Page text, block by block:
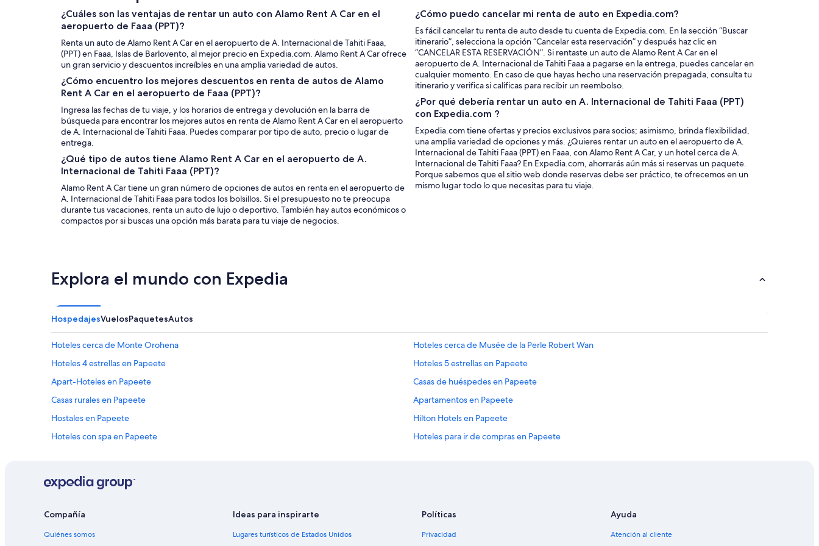
¿Cuáles son las ventajas de rentar un auto con Alamo Rent A Car en el
aeropuerto de Faaa (PPT)?
Renta un auto de Alamo Rent A Car en el aeropuerto de A. Internacional de Tahiti Faaa,
(PPT) en Faaa, Islas de Barlovento, al mejor precio en Expedia.com. Alamo Rent A Car ofrece
un gran servicio y descuentos increíbles en una amplia variedad de autos.
¿Cómo encuentro los mejores descuentos en renta de autos de Alamo
Rent A Car en el aeropuerto de Faaa (PPT)?
Ingresa las fechas de tu viaje, y los horarios de entrega y devolución en la barra de
búsqueda para encontrar los mejores autos en renta de Alamo Rent A Car en el aeropuerto
de A. Internacional de Tahiti Faaa. Puedes comparar por tipo de auto, precio o lugar de
entrega.
¿Qué tipo de autos tiene Alamo Rent A Car en el aeropuerto de A.
Internacional de Tahiti Faaa (PPT)?
Alamo Rent A Car tiene un gran número de opciones de autos en renta en el aeropuerto de
A. Internacional de Tahiti Faaa para todos los bolsillos. Si el presupuesto no te preocupa
durante tus vacaciones, renta un auto de lujo o deportivo. También hay autos económicos o
compactos por si buscas una opción más barata para tu viaje de negocios.
¿Cómo puedo cancelar mi renta de auto en Expedia.com?
Es fácil cancelar tu renta de auto desde tu cuenta de Expedia.com. En la sección “Buscar
itinerario”, selecciona la opción “Cancelar esta reservación” y después haz clic en
“CANCELAR ESTA RESERVACIÓN”. Si rentaste un auto de Alamo Rent A Car en el
aeropuerto de A. Internacional de Tahiti Faaa a pagarse en la entrega, puedes cancelar en
cualquier momento. En caso de que hayas hecho una reservación prepagada, consulta tu
itinerario y verifica si calificas para recibir un reembolso.
¿Por qué debería rentar un auto en A. Internacional de Tahiti Faaa (PPT)
con Expedia.com ?
Expedia.com tiene ofertas y precios exclusivos para socios; asimismo, brinda flexibilidad,
una amplia variedad de opciones y más. ¿Quieres rentar un auto en el aeropuerto de A.
Internacional de Tahiti Faaa (PPT) en Faaa, con Alamo Rent A Car, y un hotel cerca de A.
Internacional de Tahiti Faaa? En Expedia.com, ahorrarás aún más si reservas un paquete.
Porque sabemos que el sitio web donde reservas debe ser práctico, te ofrecemos en un
mismo lugar todo lo que necesitas para tu viaje.
Explora el mundo con Expedia
HospedajesVuelosPaquetesAutos
Hoteles cerca de Monte Orohena
Hoteles cerca de Musée de la Perle Robert Wan
Hoteles 4 estrellas en Papeete
Hoteles 5 estrellas en Papeete
Apart-Hoteles en Papeete
Casas de huéspedes en Papeete
Casas rurales en Papeete
Apartamentos en Papeete
Hostales en Papeete
Hilton Hotels en Papeete
Hoteles con spa en Papeete
Hoteles para ir de compras en Papeete
Hoteles con cocina en Papeete
Hoteles con alberca en Papeete
Hoteles con restaurante en Papeete
Compañía
Quiénes somos
Ideas para inspirarte
Lugares turísticos de Estados Unidos
Políticas
Privacidad
Ayuda
Atención al cliente